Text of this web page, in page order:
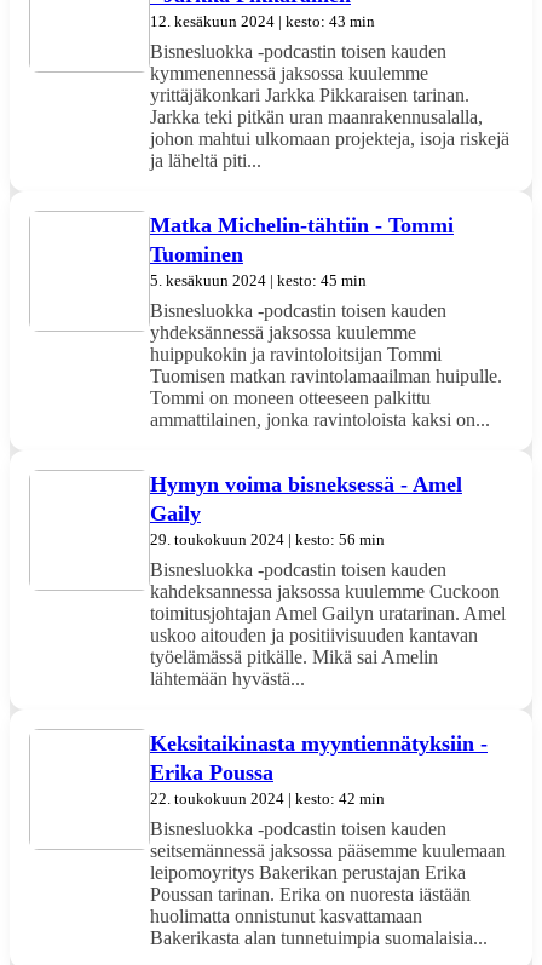
12. kesäkuun 2024 | kesto: 43 min
Bisnesluokka -podcastin toisen kauden
kymmenennessä jaksossa kuulemme
yrittäjäkonkari Jarkka Pikkaraisen tarinan.
Jarkka teki pitkän uran maanrakennusalalla,
johon mahtui ulkomaan projekteja, isoja riskejä
ja läheltä piti...
Matka Michelin-tähtiin - Tommi
Tuominen
5. kesäkuun 2024 | kesto: 45 min
Bisnesluokka -podcastin toisen kauden
yhdeksännessä jaksossa kuulemme
huippukokin ja ravintoloitsijan Tommi
Tuomisen matkan ravintolamaailman huipulle.
Tommi on moneen otteeseen palkittu
ammattilainen, jonka ravintoloista kaksi on...
Hymyn voima bisneksessä - Amel
Gaily
29. toukokuun 2024 | kesto: 56 min
Bisnesluokka -podcastin toisen kauden
kahdeksannessa jaksossa kuulemme Cuckoon
toimitusjohtajan Amel Gailyn uratarinan. Amel
uskoo aitouden ja positiivisuuden kantavan
työelämässä pitkälle. Mikä sai Amelin
lähtemään hyvästä...
Keksitaikinasta myyntiennätyksiin -
Erika Poussa
22. toukokuun 2024 | kesto: 42 min
Bisnesluokka -podcastin toisen kauden
seitsemännessä jaksossa pääsemme kuulemaan
leipomoyritys Bakerikan perustajan Erika
Poussan tarinan. Erika on nuoresta iästään
huolimatta onnistunut kasvattamaan
Bakerikasta alan tunnetuimpia suomalaisia...